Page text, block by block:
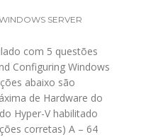
SERVER
com 5 questões
Configuring Windows
abaixo são
de Hardware do
Hyper-V habilitado
corretas) A – 64